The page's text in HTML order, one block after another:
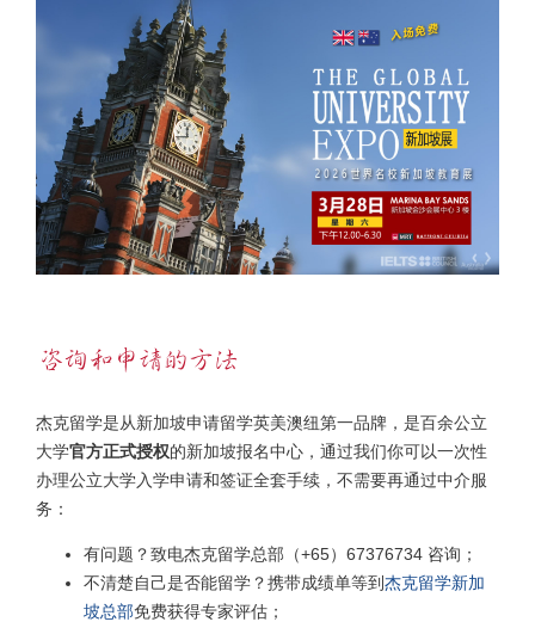
杰克留学是从新加坡申请留学英美澳纽第一品牌，是百余公立
大学官方正式授权的新加坡报名中心，通过我们你可以一次性
办理公立大学入学申请和签证全套手续，不需要再通过中介服
务：
有问题？致电杰克留学总部（+65）67376734 咨询；
不清楚自己是否能留学？携带成绩单等到杰克留学新加
坡总部免费获得专家评估；